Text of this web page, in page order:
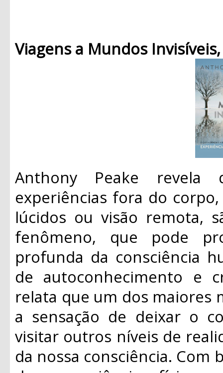
Viagens a Mundos
Anthony Peake
experiências fora do
lúcidos ou visão remota,
fenômeno, que pode
profunda da consciência
de autoconhecimento e
relata que um dos maiores
a sensação de deixar o
visitar outros níveis de
da nossa consciência. Com